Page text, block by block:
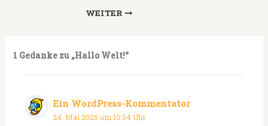
WEITER
1 Gedanke zu „Hallo Welt!“
Ein WordPress-Kommentator
24. Mai 2025 um 10:34 Uhr